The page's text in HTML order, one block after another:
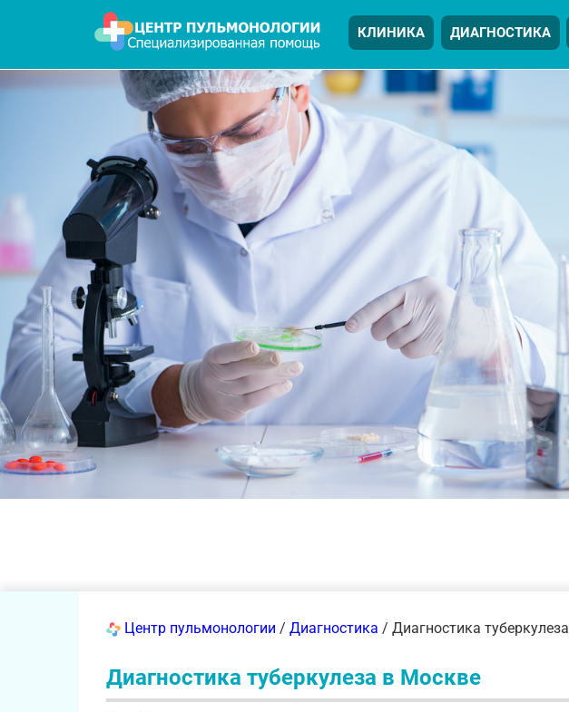
КЛИНИКА ДИАГНОСТИКА
Центр пульмонологии / Диагностика / Диагностика туберкулеза
Диагностика туберкулеза в Москве